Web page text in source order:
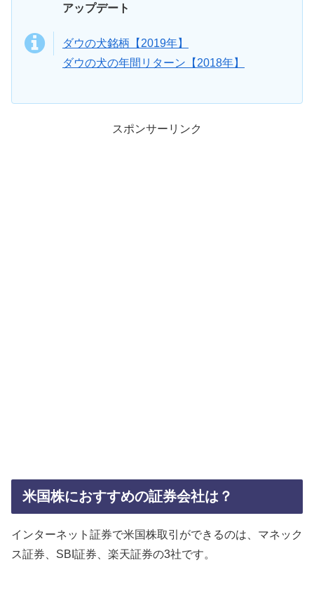
アップデート
ダウの犬銘柄【2019年】
ダウの犬の年間リターン【2018年】
スポンサーリンク
米国株におすすめの証券会社は？
インターネット証券で米国株取引ができるのは、マネック
ス証券、SBI証券、楽天証券の3社です。